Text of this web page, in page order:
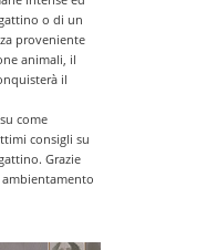
o di un
proveniente
animali, il
il
come
consigli su
Grazie
ambientamento